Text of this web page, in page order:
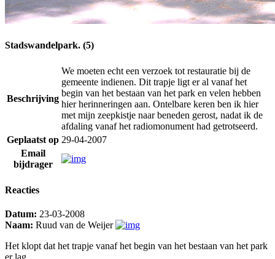
Stadswandelpark. (5)
Beschrijving
We moeten echt een verzoek tot restauratie bij de
gemeente indienen. Dit trapje ligt er al vanaf het
begin van het bestaan van het park en velen hebben
hier herinneringen aan. Ontelbare keren ben ik hier
met mijn zeepkistje naar beneden gerost, nadat ik de
afdaling vanaf het radiomonument had getrotseerd.
Geplaatst op 29-04-2007
Email
bijdrager
Reacties
Datum: 23-03-2008
Naam: Ruud van de Weijer
Het klopt dat het trapje vanaf het begin van het bestaan van het park